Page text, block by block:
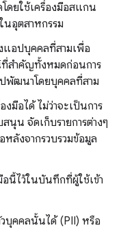
ยใช้เครื่องมือสแกน
นอุตสาหกรรม
แอปบุคคลที่สามเพื่อ
สำคัญทั้งหมดก่อนการ
พัฒนาโดยบุคคลที่สาม
มือได้ ไม่ว่าจะเป็นการ
นุน จัดเก็บรายการต่างๆ
ลังจากรวบรวมข้อมูล
นี้ไว้ในบันทึกที่ผู้ใช้เข้า
บุคคลนั้นได้ (PII) หรือ